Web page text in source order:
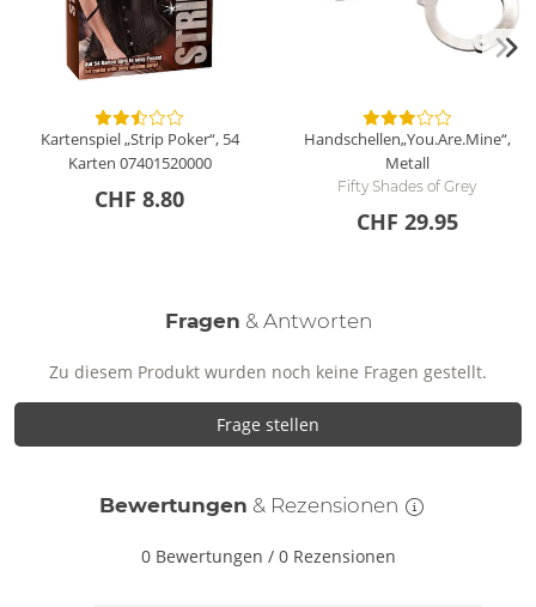
Kartenspiel „Strip Poker“, 54
Karten 07401520000
CHF 8.80
Handschellen„You.Are.Mine“,
Metall
Fifty Shades of Grey
CHF 29.95
Fragen & Antworten
Zu diesem Produkt wurden noch keine Fragen gestellt.
Frage stellen
Bewertungen & Rezensionen
0 Bewertungen / 0 Rezensionen